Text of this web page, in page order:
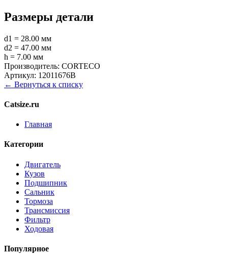
Размеры детали
d1 = 28.00 мм
d2 = 47.00 мм
h = 7.00 мм
Производитель: CORTECO
Артикул: 12011676B
← Вернуться к списку
Catsize.ru
Главная
Категории
Двигатель
Кузов
Подшипник
Сальник
Тормоза
Трансмиссия
Фильтр
Ходовая
Популярное